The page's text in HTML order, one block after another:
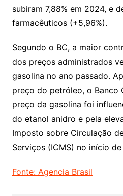
subiram 7,88% em 2024, e
farmacêuticos (+5,96%).
Segundo o BC, a maior
dos preços administrados
gasolina no ano passado.
preço do petróleo, o Banco
preço da gasolina foi
do etanol anidro e pela
Imposto sobre Circulação
Serviços (ICMS) no início
Fonte: Agencia Brasil